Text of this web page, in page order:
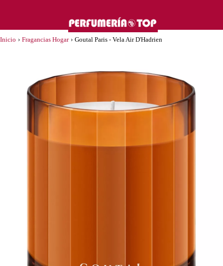
Inicio › Fragancias Hogar › Goutal Paris - Vela Air D'Hadrien